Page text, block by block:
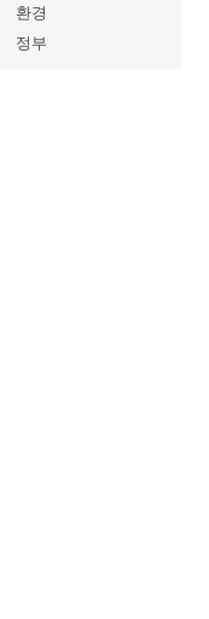
환경
정부